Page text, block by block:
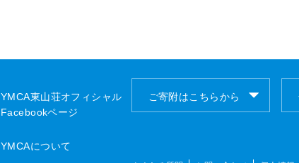
YMCA東山荘オフィシャル
Facebookページ
YMCAについて
ご寄附はこちらから